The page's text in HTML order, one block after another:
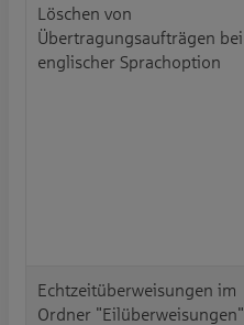
Löschen von
Übertragungsaufträgen bei
englischer Sprachoption
Echtzeitüberweisungen im
Ordner "Eilüberweisungen"